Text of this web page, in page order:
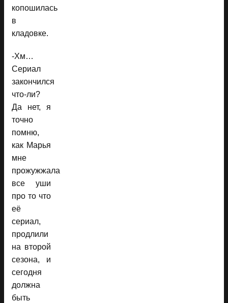
копошилась
в
кладовке.
-Хм…
Сериал
закончился
что-ли?
Да нет, я
точно
помню,
как Марья
мне
прожужжала
все уши
про то что
её
сериал,
продлили
на второй
сезона, и
сегодня
должна
быть